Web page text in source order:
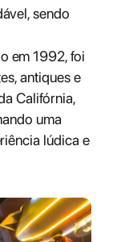
sendo
em 1992,
antiques
Califórnia,
uma
lúdica e